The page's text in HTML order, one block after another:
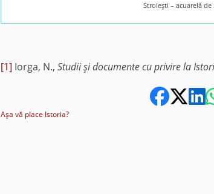
Stroieşti – acuarelă de
[1] Iorga, N., Studii şi documente cu privire la
Aşa vă place Istoria?